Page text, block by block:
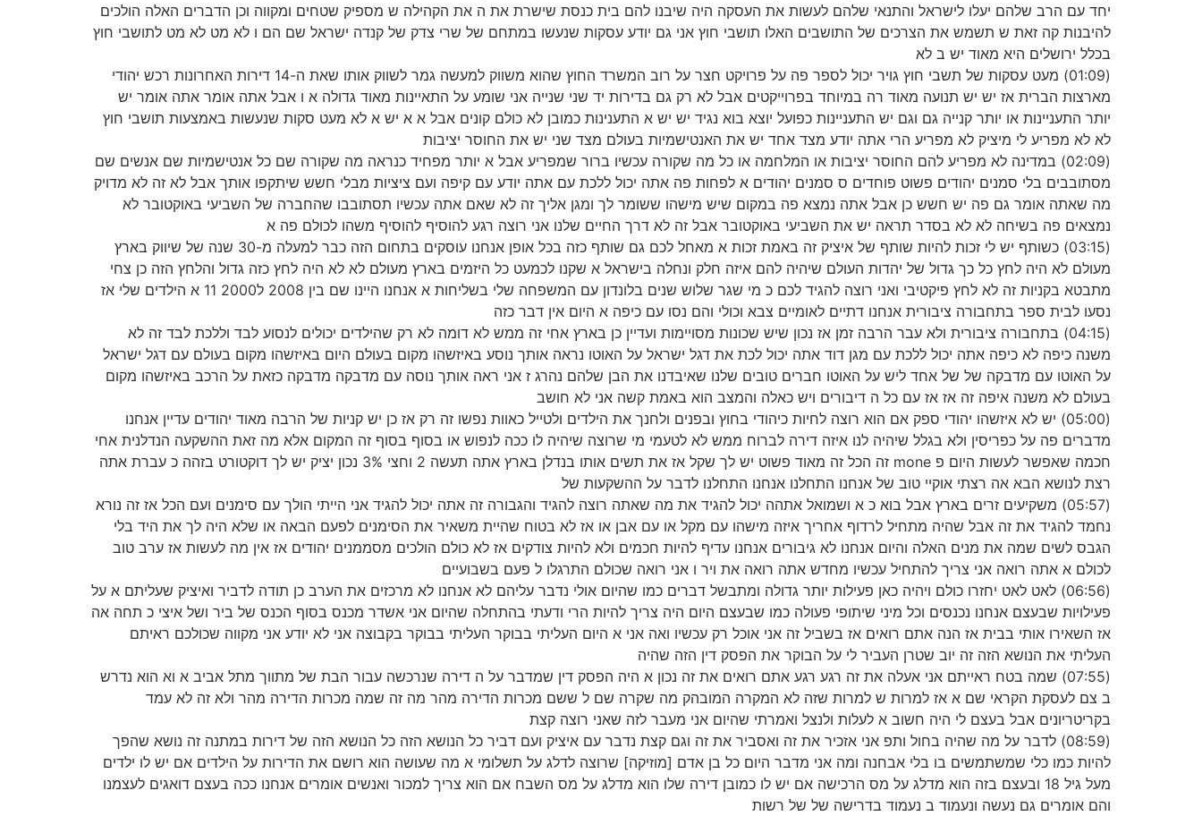
יחד עם הרב שלהם יעלו לישראל והתנאי שלהם לעשות את העסקה היה שיבנו להם בית כנסת שישרת את ה את הקהילה ש מספיק שטחים ומקווה וכן הדברים האלה הולכים
להיבנות קה זאת ש תשמש את הצרכים של התושבים האלו תושבי חוץ אני גם יודע עסקות שנעשו במתחם של שרי צדק של קנדה ישראל שם הם ו לא מט לא מט לתושבי חוץ
בכלל ירושלים היא מאוד יש ב לא
(01:09) מעט עסקות של תשבי חוץ גויר יכול לספר פה על פרויקט חצר על רוב המשרד החוץ שהוא משווק למעשה גמר לשווק אותו שאת ה-14 דירות האחרונות רכש יהודי
מארצות הברית אז יש יש תנועה מאוד רה במיוחד בפרוייקטים אבל לא רק גם בדירות יד שני שנייה אני שומע על התאיינות מאוד גדולה א ו אבל אתה אומר אתה אומר יש
יותר התעניינות או יותר קנייה גם וגם יש התעניינות כפועל יוצא בוא נגיד יש יש א התענינות כמובן לא כולם קונים אבל א א יש א לא מעט סקות שנעשות באמצעות תושבי חוץ
לא לא מפריע לי מיציק לא מפריע הרי אתה יודע מצד אחד יש את האנטישמיות בעולם מצד שני יש את החוסר יציבות
(02:09) במדינה לא מפריע להם החוסר יציבות או המלחמה או כל מה שקורה עכשיו ברור שמפריע אבל א יותר מפחיד כנראה מה שקורה שם כל אנטישמיות שם אנשים שם
מסתובבים בלי סמנים יהודים פשוט פוחדים ס סמנים יהודים א לפחות פה אתה יכול ללכת עם אתה יודע עם קיפה ועם ציציות מבלי חשש שיתקפו אותך אבל לא זה לא מדויק
מה שאתה אומר גם פה יש חשש כן אבל אתה נמצא פה במקום שיש מישהו ששומר לך ומגן אליך זה לא שאם אתה עכשיו תסתובבו שהחברה של השביעי באוקטובר לא
נמצאים פה בשיחה לא לא בסדר תראה יש את השביעי באוקטובר אבל זה לא דרך החיים שלנו אני רוצה רגע להוסיף להוסיף משהו לכולם פה א
(03:15) כשותף יש לי זכות להיות שותף של איציק זה באמת זכות א מאחל לכם גם שותף כזה בכל אופן אנחנו עוסקים בתחום הזה כבר למעלה מ-30 שנה של שיווק בארץ
מעולם לא היה לחץ כל כך גדול של יהדות העולם שיהיה להם איזה חלק ונחלה בישראל א שקנו לכמעט כל היזמים בארץ מעולם לא לא היה לחץ כזה גדול והלחץ הזה כן צחי
מתבטא בקניות זה לא לחץ פיקטיבי ואני רוצה להגיד לכם כ מי שגר שלוש שנים בלונדון עם המשפחה שלי בשליחות א אנחנו היינו שם בין 2008 ל2000 11 א הילדים שלי אז
נסעו לבית ספר בתחבורה ציבורית אנחנו דתיים לאומיים צבא וכולי והם נסו עם כיפה א היום אין דבר כזה
(04:15) בתחבורה ציבורית ולא עבר הרבה זמן אז נכון שיש שכונות מסויימות ועדיין כן בארץ אחי זה ממש לא דומה לא רק שהילדים יכולים לנסוע לבד וללכת לבד זה לא
משנה כיפה לא כיפה אתה יכול ללכת עם מגן דוד אתה יכול לכת את דגל ישראל על האוטו נראה אותך נוסע באיזשהו מקום בעולם היום באיזשהו מקום בעולם עם דגל ישראל
על האוטו עם מדבקה של של אחד ליש על האוטו חברים טובים שלנו שאיבדנו את הבן שלהם נהרג ז אני ראה אותך נוסה עם מדבקה מדבקה כזאת על הרכב באיזשהו מקום
בעולם לא משנה איפה זה אז אז עם כל ה דיבורים ויש כאלה והמצב הוא באמת קשה אני לא חושב
(05:00) יש לא איזשהו יהודי ספק אם הוא רוצה לחיות כיהודי בחוץ ובפנים ולחנך את הילדים ולטייל כאוות נפשו זה רק אז כן יש קניות של הרבה מאוד יהודים עדיין אנחנו
מדברים פה על כפריסין ולא בגלל שיהיה לנו איזה דירה לברוח ממש לא לטעמי מי שרוצה שיהיה לו ככה לנפוש או בסוף בסוף זה המקום אלא מה זאת ההשקעה הנדלנית אחי
חכמה שאפשר לעשות היום פ mone זה הכל זה מאוד פשוט יש לך שקל אז את תשים אותו בנדלן בארץ אתה תעשה 2 וחצי 3% נכון יציק יש לך דוקטורט בזהה כ עברת אתה
רצת לנושא הבא אה רצתי אוקיי טוב של אנחנו התחלנו אנחנו התחלנו לדבר על ההשקעות של
(05:57) משקיעים זרים בארץ אבל בוא כ א ושמואל אתהה יכול להגיד את מה שאתה רוצה להגיד והגבורה זה אתה יכול להגיד אני הייתי הולך עם סימנים ועם הכל אז זה נורא
נחמד להגיד את זה אבל שהיה מתחיל לרדוף אחריך איזה מישהו עם מקל או עם אבן או אז לא בטוח שהיית משאיר את הסימנים לפעם הבאה או שלא היה לך את היד בלי
הגבס לשים שמה את מנים האלה והיום אנחנו לא גיבורים אנחנו עדיף להיות חכמים ולא להיות צודקים אז לא כולם הולכים מסממנים יהודים אז אין מה לעשות אז ערב טוב
לכולם א אתה רואה אני צריך להתחיל עכשיו מחדש אתה רואה את ויר ו אני רואה שכולם התרגלו ל פעם בשבועיים
(06:56) לאט לאט יחזרו כולם ויהיה כאן פעילות יותר גדולה ומתבשל דברים כמו שהיום אולי נדבר עליהם לא אנחנו לא מרכזים את הערב כן תודה לדביר ואיציק שעליתם א על
פעילויות שבעצם אנחנו נכנסים וכל מיני שיתופי פעולה כמו שבעצם היום היה צריך להיות הרי ודעתי בהתחלה שהיום אני אשדר מכנס בסוף הכנס של ביר ושל איצי כ תחה אה
אז השאירו אותי בבית אז הנה אתם רואים אז בשביל זה אני אוכל רק עכשיו ואה אני א היום העליתי בבוקר העליתי בבוקר בקבוצה אני לא יודע אני מקווה שכולכם ראיתם
העליתי את הנושא הזה זה יוב שטרן העביר לי על הבוקר את הפסק דין הזה שהיה
(07:55) שמה בטח ראייתם אני אעלה את זה רגע רגע אתם רואים את זה נכון א היה הפסק דין שמדבר על ה דירה שנרכשה עבור הבת של מתווך מתל אביב א וא הוא נדרש
ב צם לעסקת הקראי שם א אז למרות ש למרות שזה לא המקרה המובהק מה שקרה שם ל ששם מכרות הדירה מהר מה זה שמה מכרות הדירה מהר ולא זה לא עמד
בקריטריונים אבל בעצם לי היה חשוב א לעלות ולנצל ואמרתי שהיום אני מעבר לזה שאני רוצה קצת
(08:59) לדבר על מה שהיה בחול ותפ אני אזכיר את זה ואסביר את זה וגם קצת נדבר עם איציק ועם דביר כל הנושא הזה כל הנושא הזה של דירות במתנה זה נושא שהפך
להיות כמו כלי שמשתמשים בו בלי אבחנה ומה אני מדבר היום כל בן אדם [מוזיקה] שרוצה לדלג על תשלומי א מה שעושה הוא רושם את הדירות על הילדים אם יש לו ילדים
מעל גיל 18 ובעצם בזה הוא מדלג על מס הרכישה אם יש לו כמובן דירה שלו הוא מדלג על מס השבח אם הוא צריך למכור ואנשים אומרים אנחנו ככה בעצם דואגים לעצמנו
והם אומרים גם נעשה ונעמוד ב נעמוד בדרישה של של רשות